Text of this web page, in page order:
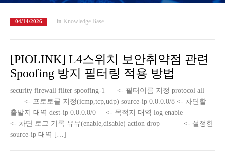
04/14/2026 in Knowledge Base
[PIOLINK] L4스위치 보안취약점 관련
Spoofing 방지 필터링 적용 방법
security firewall filter spoofing-1 <- 필터이름 지정 protocol all
<- 프로토콜 지정(icmp,tcp,udp) source-ip 0.0.0.0/8 <- 차단할
출발지 대역 dest-ip 0.0.0.0/0 <- 목적지 대역 log enable
<- 차단 로그 기록 유뮤(enable,disable) action drop <- 설정한
source-ip 대역 […]